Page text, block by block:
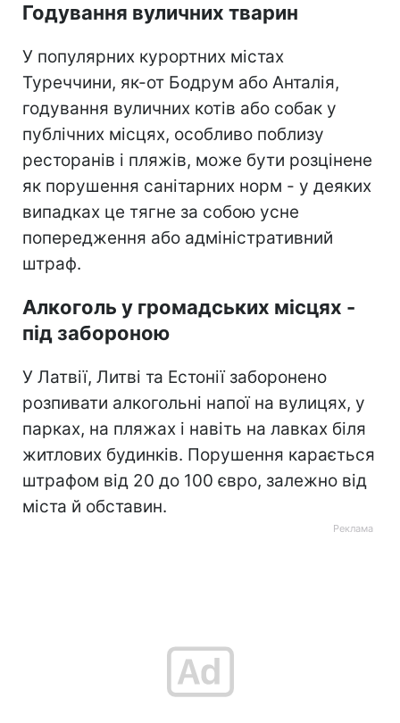
Годування вуличних тварин
У популярних курортних містах
Туреччини, як-от Бодрум або Анталія,
годування вуличних котів або собак у
публічних місцях, особливо поблизу
ресторанів і пляжів, може бути розцінене
як порушення санітарних норм - у деяких
випадках це тягне за собою усне
попередження або адміністративний
штраф.
Алкоголь у громадських місцях -
під забороною
У Латвії, Литві та Естонії заборонено
розпивати алкогольні напої на вулицях, у
парках, на пляжах і навіть на лавках біля
житлових будинків. Порушення карається
штрафом від 20 до 100 євро, залежно від
міста й обставин.